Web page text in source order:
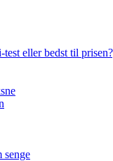
test eller bedst til
senge